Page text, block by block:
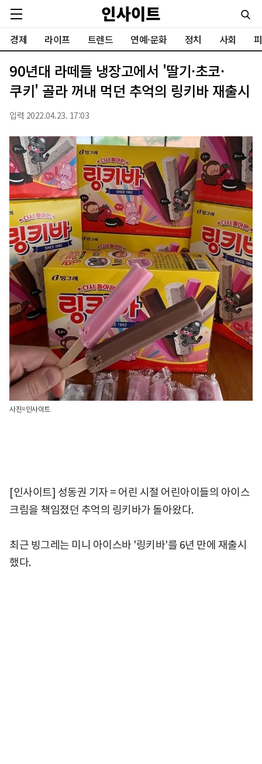
경제 라이프 트렌드 연예·문화 정치 사회
90년대 라떼들 냉장고에서 '딸기·초코·
쿠키' 골라 꺼내 먹던 추억의 링키바 재출시
입력 2022.04.23. 17:03
사진=인사이트
[인사이트] 성동권 기자 = 어린 시절 어린아이들의 아이스
크림을 책임졌던 추억의 링키바가 돌아왔다.
최근 빙그레는 미니 아이스바 '링키바'를 6년 만에 재출시
했다.